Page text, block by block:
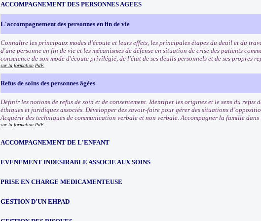
ACCOMPAGNEMENT DES PERSONNES AGEES
L'accompagnement des personnes en fin de vie
Connaître les principaux modes d'écoute et leurs effets, les principales étapes du deuil et du
d'une personne en fin de vie et les mécanismes de défense en situation de crise des patients
conscience de son mode d'écoute privilégié, de l'état de ses deuils personnels et de ses propres
sur la formation PdF.
Refus de soins des personnes âgées
Définir les notions de refus de soin et de consentement. Identifier les origines et le sens du refus
éthiques et juridiques associés. Développer des savoir-faire pour gérer des situations
Acquérir des techniques de communication verbale et non verbale. Accompagner la famille dans
sur la formation PdF.
ACCOMPAGNEMENT DE L'ENFANT
EVENEMENT INDESIRABLE ASSOCIE AUX SOINS
PRISE EN CHARGE MEDICAMENTEUSE
GESTION D'UN EHPAD